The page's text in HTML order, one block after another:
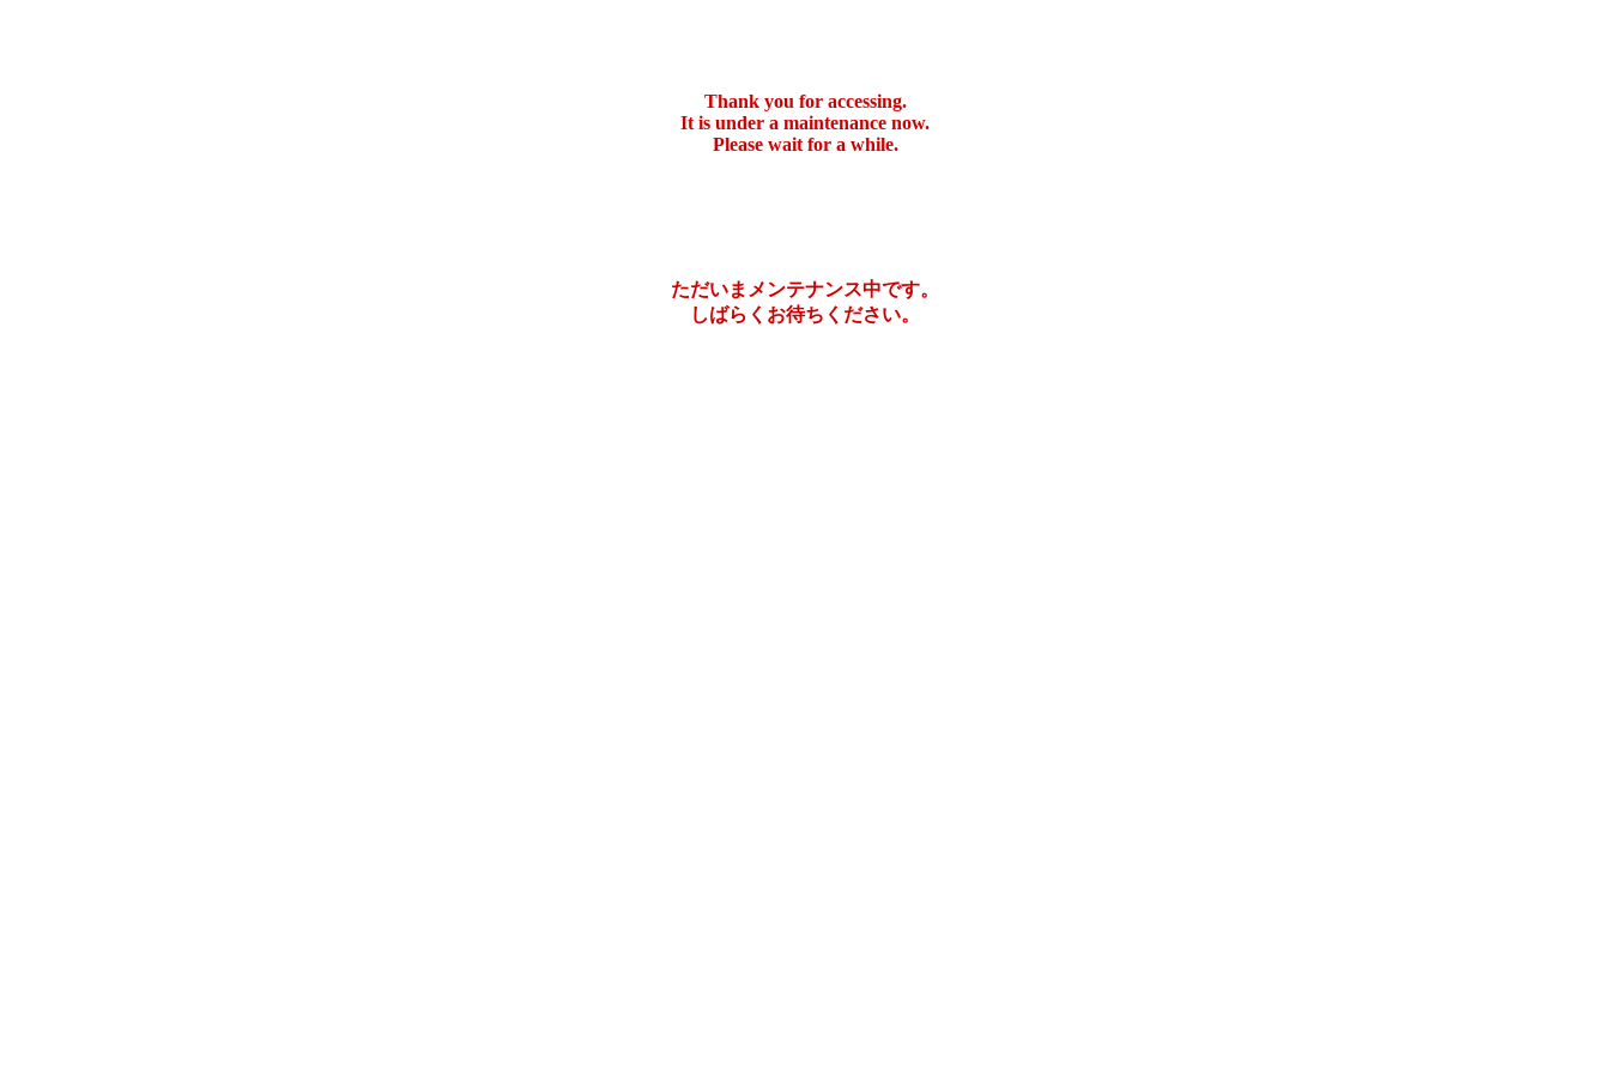
Thank you for accessing.
It is under a maintenance now.
Please wait for a while.
ただいまメンテナンス中です。
しばらくお待ちください。